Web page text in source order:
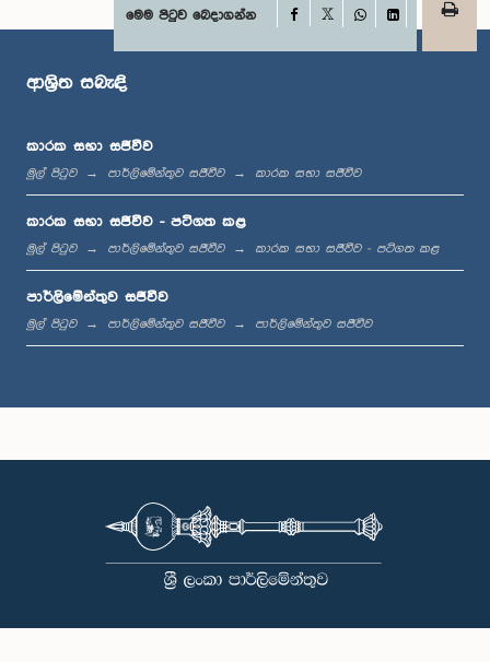
ප.ව. 1:22 - ප.ව. 1:29
ප.ව. 1:36 - ප.ව. 1:44
ප.ව. 1:44 - ප.ව. 1:53
ප.ව. 2:05 - ප.ව. 2:15
මෙම පිටුව බෙදාගන්න Facebook
WhatsApp
LinkedIn
ආශ්‍රිත සබැඳි
කාරක සභා සජීවීව
මුල් පිටුව පාර්ලිමේන්තුව සජීවීව කාරක සභා සජීවීව
කාරක සභා සජීවීව - පටිගත කළ
මුල් පිටුව පාර්ලිමේන්තුව සජීවීව කාරක සභා සජීවීව - පටිගත කළ
පාර්ලිමේන්තුව සජීවීව
මුල් පිටුව පාර්ලිමේන්තුව සජීවීව පාර්ලිමේන්තුව සජීවීව